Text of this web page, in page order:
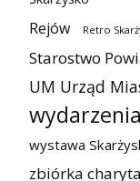
Rejów Retro
Starostwo
UM Urząd
wystawa
zbiórka